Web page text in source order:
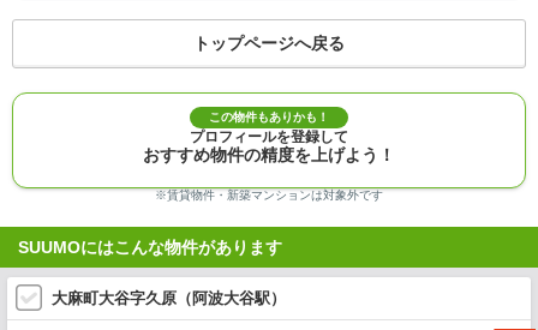
トップページへ戻る
この物件もありかも！
プロフィールを登録して
おすすめ物件の精度を上げよう！
※賃貸物件・新築マンションは対象外です
SUUMOにはこんな物件があります
大麻町大谷字久原（阿波大谷駅）